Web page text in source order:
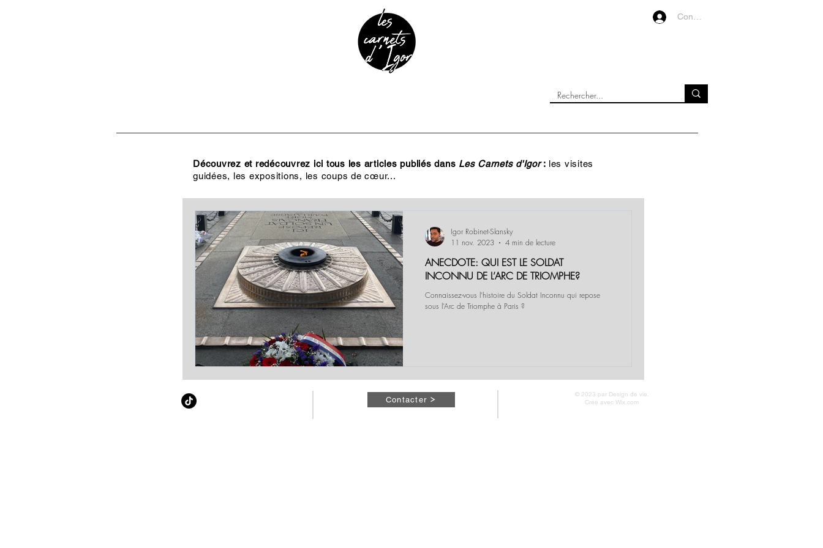
Connexion
Découvrez et redécouvrez ici tous les articles publiés dans Les Carnets d'Igor: les visites
guidées, les expositions, les coups de cœur...
ANECDOTE: QUI EST LE SOLDAT
INCONNU DE L’ARC DE TRIOMPHE?
Connaissez-vous l’histoire du Soldat Inconnu qui repose
sous l’Arc de Triomphe à Paris ?
Igor Robinet-Slansky
11 nov. 2023
4 min de lecture
Contacter
© 2023 par Design de vie.
Créé avec Wix.com